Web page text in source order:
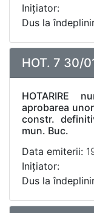
Inițiator:
Dus la
HOT. 7 30/
HOTARIRE
aprobarea
constr.
mun. Buc.
Data emiterii:
Inițiator:
Dus la